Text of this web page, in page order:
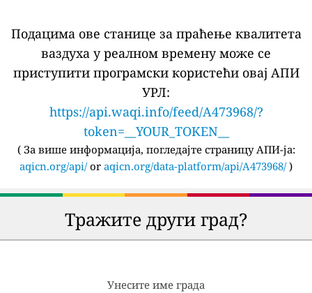
Подацима ове станице за праћење квалитета
ваздуха у реалном времену може се
приступити програмски користећи овај АПИ
УРЛ:
https://api.waqi.info/feed/A473968/?
token=__YOUR_TOKEN__
( За више информација, погледајте страницу АПИ-ја:
aqicn.org/api/or aqicn.org/data-platform/api/A473968/)
Тражите други град?
Унесите име града